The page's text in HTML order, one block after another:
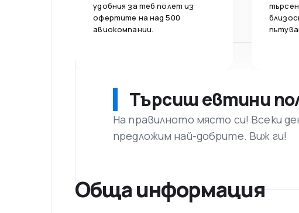
удобния за теб полет из
офертите на над 500
авиокомпании.
Търсиш евтини
На правилното място си! Всеки
предложим най-добрите. Виж ги!
Обща информация